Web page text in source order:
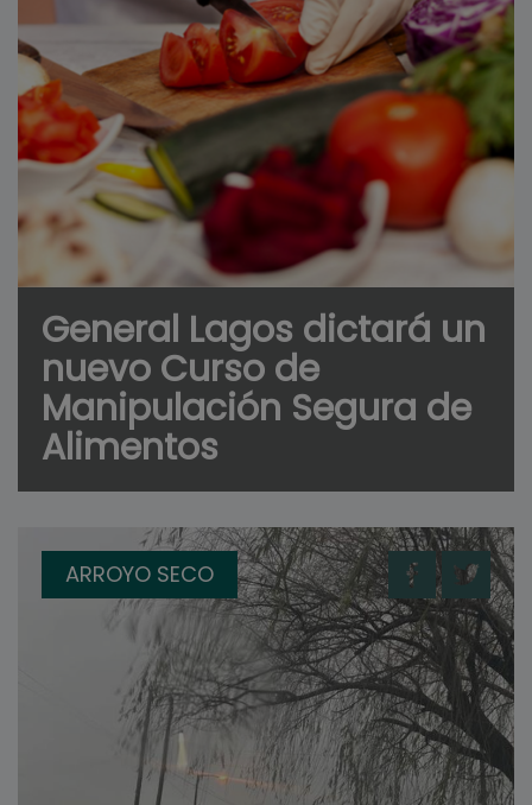
General Lagos dictará un
nuevo Curso de
Manipulación Segura de
Alimentos
ARROYO SECO